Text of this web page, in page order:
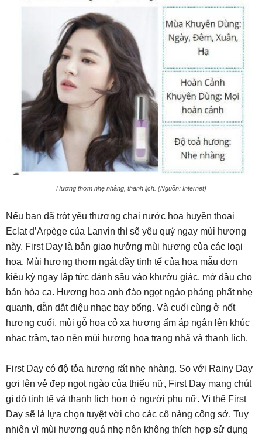
Hương thơm nhẹ nhàng, thanh lịch. (Nguồn: Internet)
Nếu bạn đã trót yêu thương chai nước hoa huyền thoại
Eclat d’Arpège của Lanvin thì sẽ yêu quý ngay mùi hương
này. First Day là bản giao hưởng mùi hương của các loại
hoa. Mùi hương thơm ngát đầy tinh tế của hoa mẫu đơn
kiêu kỳ ngay lập tức đánh sâu vào khướu giác, mở đầu cho
bản hòa ca. Hương hoa anh đào ngọt ngào phảng phất nhẹ
quanh, dẫn dắt điệu nhạc bay bổng. Và cuối cùng ở nốt
hương cuối, mùi gỗ hoa cỏ xạ hương ấm áp ngân lên khúc
nhạc trầm, tạo nên mùi hương hoa trang nhã và thanh lịch.
First Day có độ tỏa hương rất nhẹ nhàng. So với Rainy Day
gợi lên vẻ đẹp ngọt ngào của thiếu nữ, First Day mang chút
gì đó tinh tế và thanh lịch hơn ở người phụ nữ. Vì thế First
Day sẽ là lựa chọn tuyệt vời cho các cô nàng công sở. Tuy
nhiên vì mùi hương quá nhẹ nên không thích hợp sử dụng